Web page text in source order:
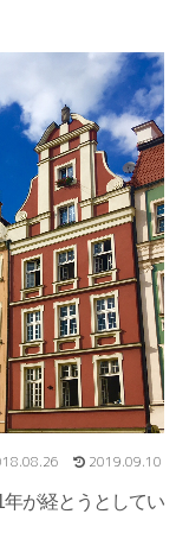
2019.09.10
が経とうとしてい